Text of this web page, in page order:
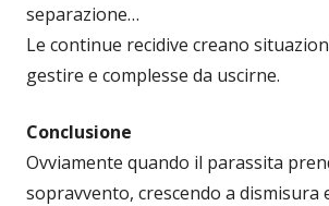
separazione…
Le continue recidive creano
gestire e complesse da uscirne.
Conclusione
Ovviamente quando il parassita
sopravvento, crescendo a dismisura